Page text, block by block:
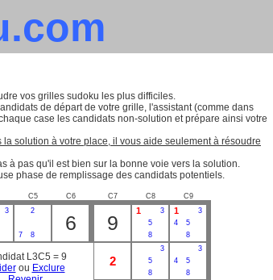
L3C5 = 9
ou Exclure
vos grilles sudoku les plus difficiles.
de départ de votre grille, l'assistant (comme dans
case les candidats non-solution et prépare ainsi votre
solution à votre place, il vous aide seulement à résoudre
à pas qu'il est bien sur la bonne voie vers la solution.
phase de remplissage des candidats potentiels.
C5 C6 C7 C8 C9
3 2
7 8
6 9
1
3
5
8
1
3
4
5
8
1
7
2
3
5
8
3
4
5
8